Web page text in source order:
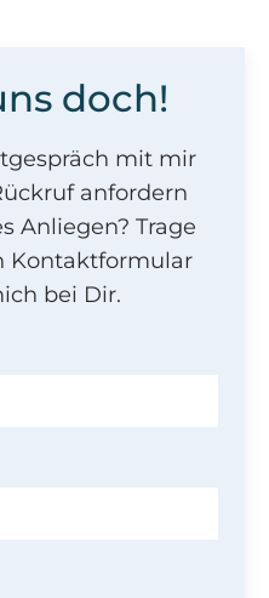
doch!
mit mir
anfordern
Anliegen? Trage
Kontaktformular
bei Dir.